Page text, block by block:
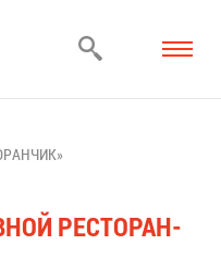
РЕ­СТО­РАН­